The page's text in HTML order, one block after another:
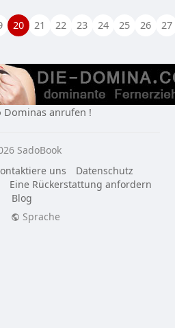
20 21 22 23 24 25 26 27
Dominas anrufen !
SadoBook
uns
Datenschutz
Eine Rückerstattung anfordern
Blog
Sprache